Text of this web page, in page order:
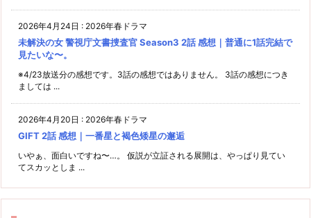
2026年4月24日 : 2026年春ドラマ
未解決の女 警視庁文書捜査官 Season3 2話 感想｜普通に1話完結で
見たいな〜。
※4/23放送分の感想です。3話の感想ではありません。 3話の感想につき
ましては ...
2026年4月20日 : 2026年春ドラマ
GIFT 2話 感想｜一番星と褐色矮星の邂逅
いやぁ、面白いですね〜…。 仮説が立証される展開は、やっぱり見てい
てスカッとしま ...